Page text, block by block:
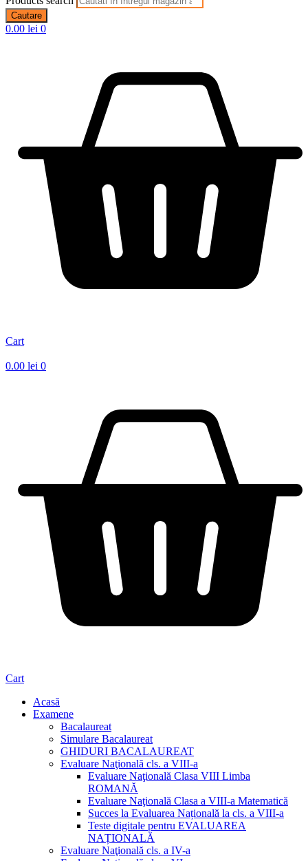
Cautare
0.00 lei 0
Cart
0.00 lei 0
Cart
Acasă
Examene
Bacalaureat
Simulare Bacalaureat
GHIDURI BACALAUREAT
Evaluare Naţională cls. a VIII-a
Evaluare Naţională Clasa VIII Limba
ROMANĂ
Evaluare Naţională Clasa a VIII-a Matematică
Succes la Evaluarea Națională la cls. a VIII-a
Teste digitale pentru EVALUAREA
NAȚIONALĂ
Evaluare Naţională cls. a IV-a